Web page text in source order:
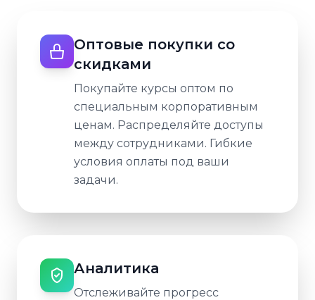
Оптовые покупки со
скидками
Покупайте курсы оптом по
специальным корпоративным
ценам. Распределяйте доступы
между сотрудниками. Гибкие
условия оплаты под ваши
задачи.
Аналитика
Отслеживайте прогресс